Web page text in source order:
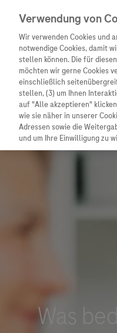
Unternehmen
Unternehmen
Events
Verwendung von
Wir verwenden Cookies und
notwendige Cookies, damit
stellen können. Die für
möchten wir gerne Cookies
einschließlich
stellen, (3) um Ihnen
auf "Alle akzeptieren"
wie sie näher in unserer
Adressen sowie die
und um Ihre Einwilligung zu